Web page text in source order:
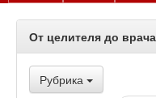
От целителя до
Рубрика